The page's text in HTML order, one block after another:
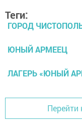
Теги:
ГОРОД
ЮНЫЙ АРМЕЕЦ
ЛАГЕРЬ «ЮНЫЙ
Перейти